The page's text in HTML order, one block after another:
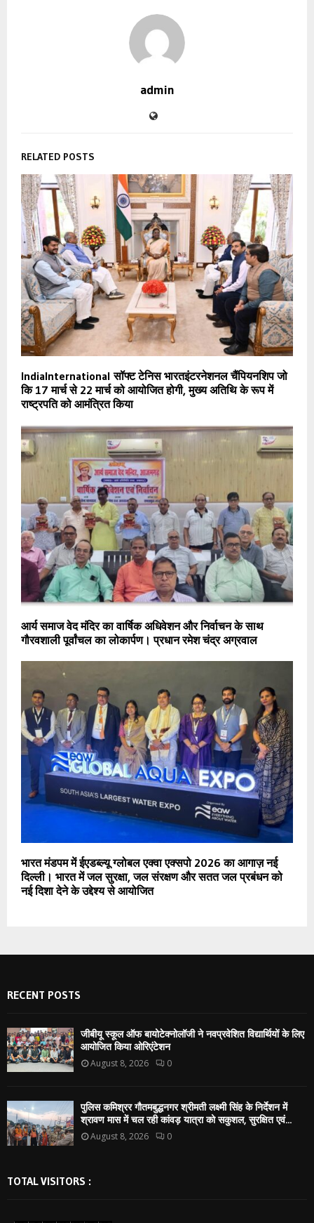
admin
RELATED POSTS
IndiaInternational सॉफ्ट टेनिस भारतइंटरनेशनल चैंपियनशिप जो
कि 17 मार्च से 22 मार्च को आयोजित होगी, मुख्य अतिथि के रूप में
राष्ट्रपति को आमंत्रित किया
आर्य समाज वेद मंदिर का वार्षिक अधिवेशन और निर्वाचन के साथ
गौरवशाली पूर्वांचल का लोकार्पण। प्रधान रमेश चंद्र अग्रवाल
भारत मंडपम में ईएडब्ल्यू ग्लोबल एक्वा एक्सपो 2026 का आगाज़ नई
दिल्ली। भारत में जल सुरक्षा, जल संरक्षण और सतत जल प्रबंधन को
नई दिशा देने के उद्देश्य से आयोजित
RECENT POSTS
जीबीयू स्कूल ऑफ बायोटेक्नोलॉजी ने नवप्रवेशित विद्यार्थियों के लिए
आयोजित किया ओरिएंटेशन
August 8, 2026 0
पुलिस कमिश्रर गौतमबुद्धनगर श्रीमती लक्ष्मी सिंह के निर्देशन में
श्रावण मास में चल रही कांवड़ यात्रा को सकुशल, सुरक्षित एवं...
August 8, 2026 0
TOTAL VISITORS :